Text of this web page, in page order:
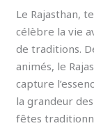
Le Rajasthan,
célèbre la vie
de traditions.
animés, le
capture
la grandeur
fêtes